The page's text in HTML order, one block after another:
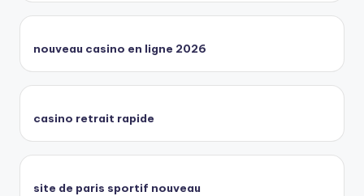
nouveau casino en ligne 2026
casino retrait rapide
site de paris sportif nouveau